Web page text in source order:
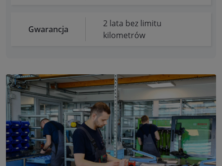
Gwarancja
2 lata bez limitu
kilometrów